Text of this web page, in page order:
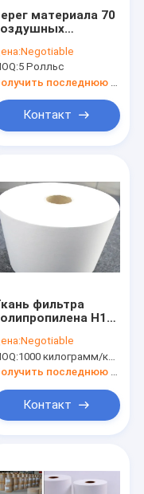
материала 70
AS568
уплотнения PU
Negotiable
5 Ролльс
Контакт
фильтра
H11,
H14 для
HEPA
Negotiable
1000 килограмм/килограммов (Минимальн Заказ)
Контакт